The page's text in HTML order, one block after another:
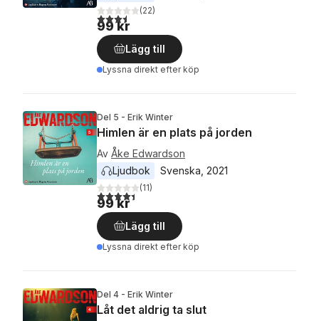
3,5utav 5 stjärnor. Totalt antal röster:
(22)
99 kr
Lägg till
Lyssna direkt efter köp
Del 5 - Erik Winter
Himlen är en plats på jorden
Av Åke Edwardson
Ljudbok
Svenska 2021
4,4utav 5 stjärnor. Totalt antal röster:
(11)
99 kr
Lägg till
Lyssna direkt efter köp
Del 4 - Erik Winter
Låt det aldrig ta slut